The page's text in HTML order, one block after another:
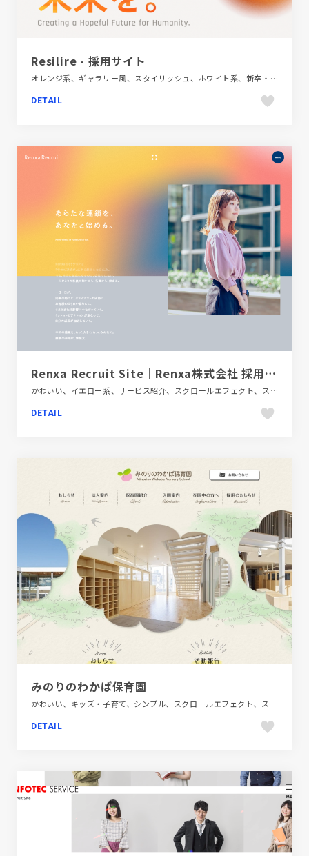
Resilire - 採用サイト
オレンジ系、ギャラリー風、スタイリッシュ、ホワイト系、新卒・中途採用サイト、金融・法律・人材・専門職
DETAIL
Renxa Recruit Site｜Renxa株式会社 採用サイト
かわいい、イエロー系、サービス紹介、スクロールエフェクト、スタイリッシュ、ピンク系、新卒・中途採用サイト、金融・法律・人材・専門職
DETAIL
みのりのわかば保育園
かわいい、キッズ・子育て、シンプル、スクロールエフェクト、スタイリッシュ、ナチュラル、ベージュ・ゴールド系、ポップ、モーション多め、大きめ写真、教育・学校、施設・店舗サイト
DETAIL